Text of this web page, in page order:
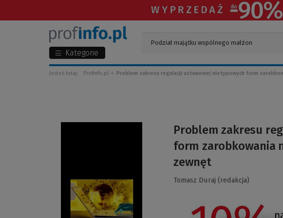
Kategorie
Jesteś tutaj: Profinfo.pl Problem zakresu regulacji ustawowej nietypowych form
Problem zakresu
form zarobkowania
zewnęt
Tomasz Duraj (redakcja)